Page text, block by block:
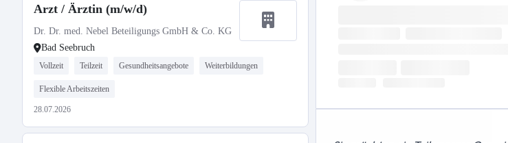
Arzt / Ärztin (m/w/d)
Dr. Dr. med. Nebel Beteiligungs GmbH & Co. KG
Bad Seebruch
Vollzeit Teilzeit Gesundheitsangebote Weiterbildungen
Flexible Arbeitszeiten
28.07.2026